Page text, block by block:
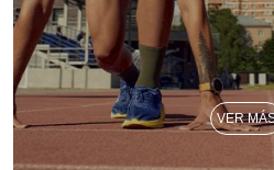
VER